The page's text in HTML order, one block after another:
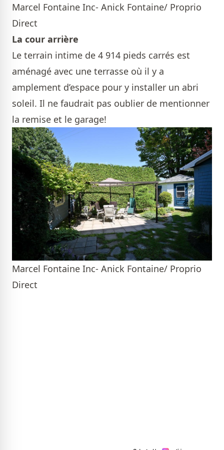
Marcel Fontaine Inc- Anick Fontaine/ Proprio
Direct
La cour arrière
Le terrain intime de 4 914 pieds carrés est
aménagé avec une terrasse où il y a
amplement d’espace pour y installer un abri
soleil. Il ne faudrait pas oublier de mentionner
la remise et le garage!
Marcel Fontaine Inc- Anick Fontaine/ Proprio
Direct